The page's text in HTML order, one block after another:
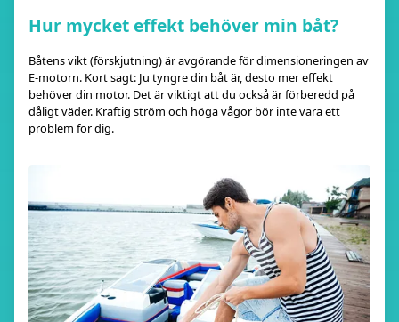
Hur mycket effekt behöver min båt?
Båtens vikt (förskjutning) är avgörande för dimensioneringen av
E-motorn. Kort sagt: Ju tyngre din båt är, desto mer effekt
behöver din motor. Det är viktigt att du också är förberedd på
dåligt väder. Kraftig ström och höga vågor bör inte vara ett
problem för dig.